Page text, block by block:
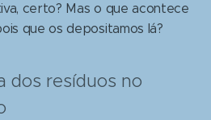
certo? Mas o que acontece
que os depositamos lá?
dos resíduos no